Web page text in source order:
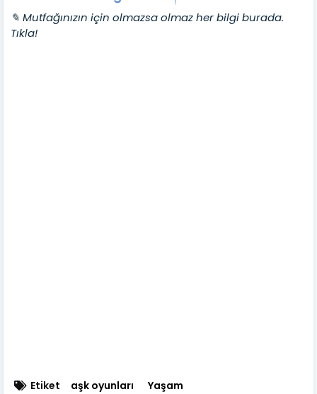
✎ Mutfağınızın için olmazsa olmaz her bilgi burada.
Tıkla!
Etiket aşk oyunları Yaşam